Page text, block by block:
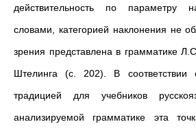
действительность по параметру
словами, категорией наклонения не
зрения представлена в грамматике
Штелинга (с. 202). В
традицией для учебников
анализируемой грамматике эта